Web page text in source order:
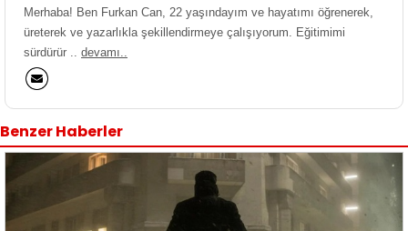
Merhaba! Ben Furkan Can, 22 yaşındayım ve hayatımı öğrenerek,
üreterek ve yazarlıkla şekillendirmeye çalışıyorum. Eğitimimi
sürdürür .. devamı..
Benzer Haberler